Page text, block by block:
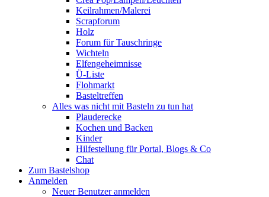
Keilrahmen/Malerei
Scrapforum
Holz
Forum für Tauschringe
Wichteln
Elfengeheimnisse
Ü-Liste
Flohmarkt
Basteltreffen
Alles was nicht mit Basteln zu tun hat
Plauderecke
Kochen und Backen
Kinder
Hilfestellung für Portal, Blogs & Co
Chat
Zum Bastelshop
Anmelden
Neuer Benutzer anmelden